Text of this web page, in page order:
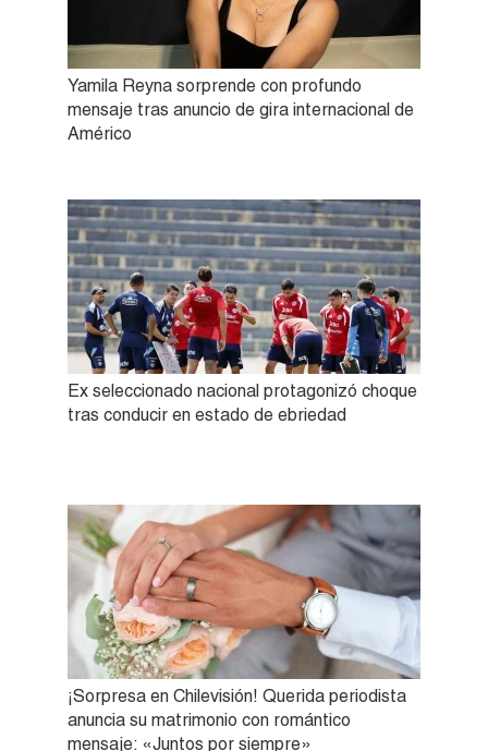
Yamila Reyna sorprende con profundo
mensaje tras anuncio de gira internacional de
Américo
Ex seleccionado nacional protagonizó choque
tras conducir en estado de ebriedad
¡Sorpresa en Chilevisión! Querida periodista
anuncia su matrimonio con romántico
mensaje: «Juntos por siempre»